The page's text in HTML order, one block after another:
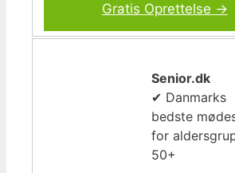
Gratis Oprettelse →
Senior.dk
✔ Danmarks
bedste
for
50+